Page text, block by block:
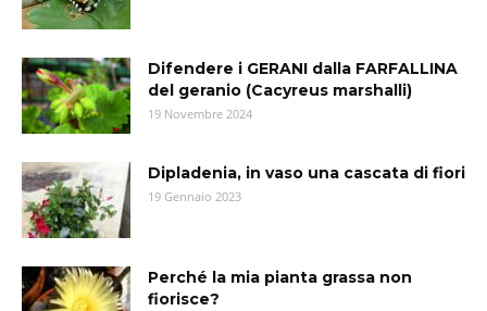
Difendere i GERANI dalla FARFALLINA
del geranio (Cacyreus marshalli)
19 Novembre 2024
Dipladenia, in vaso una cascata di fiori
19 Gennaio 2023
Perché la mia pianta grassa non
fiorisce?